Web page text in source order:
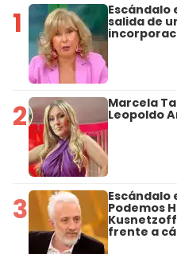
1 Escándalo
salida de
2 Marcela
Leopoldo
3 Escándalo
Podemos
frente a